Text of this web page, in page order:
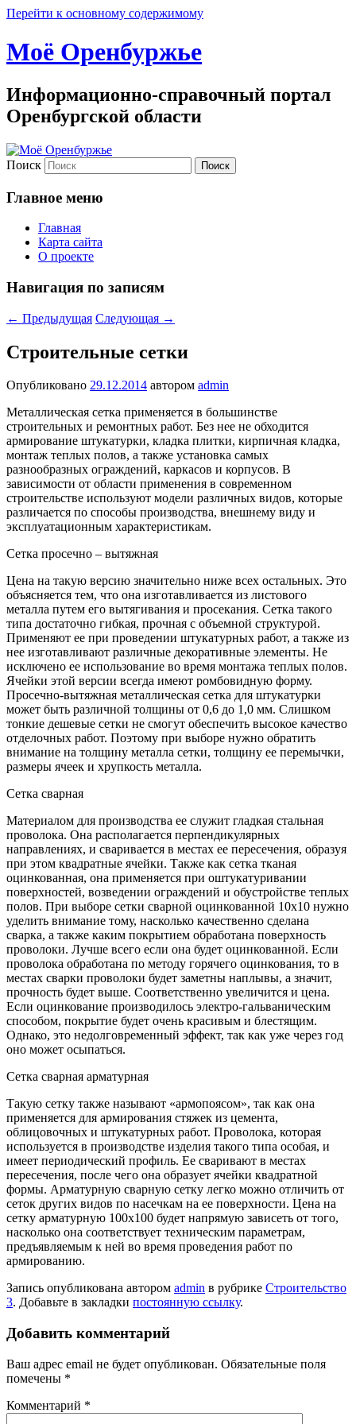
Перейти к основному содержимому
Моё Оренбуржье
Информационно-справочный портал
Оренбургской области
Поиск
Главное меню
Главная
Карта сайта
О проекте
Навигация по записям
← Предыдущая Следующая →
Строительные сетки
Опубликовано 29.12.2014 автором admin
Металлическая сетка применяется в большинстве
строительных и ремонтных работ. Без нее не обходится
армирование штукатурки, кладка плитки, кирпичная кладка,
монтаж теплых полов, а также установка самых
разнообразных ограждений, каркасов и корпусов. В
зависимости от области применения в современном
строительстве используют модели различных видов, которые
различается по способы производства, внешнему виду и
эксплуатационным характеристикам.
Сетка просечно – вытяжная
Цена на такую версию значительно ниже всех остальных. Это
объясняется тем, что она изготавливается из листового
металла путем его вытягивания и просекания. Сетка такого
типа достаточно гибкая, прочная с объемной структурой.
Применяют ее при проведении штукатурных работ, а также из
нее изготавливают различные декоративные элементы. Не
исключено ее использование во время монтажа теплых полов.
Ячейки этой версии всегда имеют ромбовидную форму.
Просечно-вытяжная металлическая сетка для штукатурки
может быть различной толщины от 0,6 до 1,0 мм. Слишком
тонкие дешевые сетки не смогут обеспечить высокое качество
отделочных работ. Поэтому при выборе нужно обратить
внимание на толщину металла сетки, толщину ее перемычки,
размеры ячеек и хрупкость металла.
Сетка сварная
Материалом для производства ее служит гладкая стальная
проволока. Она располагается перпендикулярных
направлениях, и сваривается в местах ее пересечения, образуя
при этом квадратные ячейки. Также как сетка тканая
оцинкованная, она применяется при оштукатуривании
поверхностей, возведении ограждений и обустройстве теплых
полов. При выборе сетки сварной оцинкованной 10х10 нужно
уделить внимание тому, насколько качественно сделана
сварка, а также каким покрытием обработана поверхность
проволоки. Лучше всего если она будет оцинкованной. Если
проволока обработана по методу горячего оцинкования, то в
местах сварки проволоки будет заметны наплывы, а значит,
прочность будет выше. Соответственно увеличится и цена.
Если оцинкование производилось электро-гальваническим
способом, покрытие будет очень красивым и блестящим.
Однако, это недолговременный эффект, так как уже через год
оно может осыпаться.
Сетка сварная арматурная
Такую сетку также называют «армопоясом», так как она
применяется для армирования стяжек из цемента,
облицовочных и штукатурных работ. Проволока, которая
используется в производстве изделия такого типа особая, и
имеет периодический профиль. Ее сваривают в местах
пересечения, после чего она образует ячейки квадратной
формы. Арматурную сварную сетку легко можно отличить от
сеток других видов по насечкам на ее поверхности. Цена на
сетку арматурную 100х100 будет напрямую зависеть от того,
насколько она соответствует техническим параметрам,
предъявляемым к ней во время проведения работ по
армированию.
Запись опубликована автором admin в рубрике Строительство
3. Добавьте в закладки постоянную ссылку.
Добавить комментарий
Ваш адрес email не будет опубликован. Обязательные поля
помечены *
Комментарий *